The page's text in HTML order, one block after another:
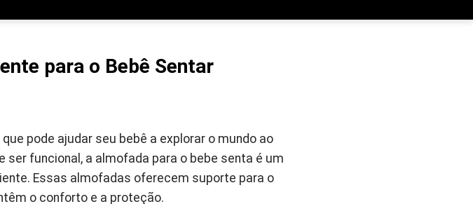
para o Bebê Sentar
pode ajudar seu bebê a explorar o mundo ao
funcional, a almofada para o bebe senta é um
Essas almofadas oferecem suporte para o
o conforto e a proteção.